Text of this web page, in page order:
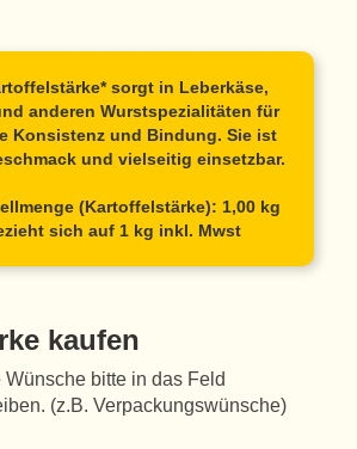
sorgt in Leberkäse,
anderen Wurstspezialitäten für
Konsistenz und Bindung. Sie ist
und vielseitig einsetzbar.
(Kartoffelstärke): 1,00 kg
sich auf 1 kg inkl. Mwst
kaufen
bitte in das Feld
(z.B. Verpackungswünsche)